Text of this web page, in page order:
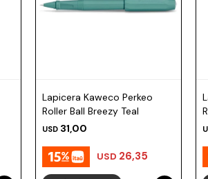
Lapicera Kaweco Perkeo
Roller Ball Breezy Teal
USD 31,00
USD 26,35